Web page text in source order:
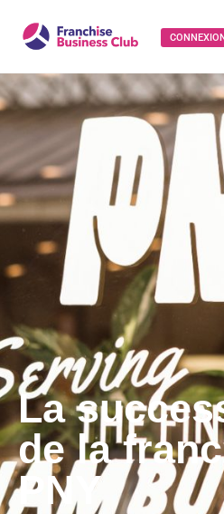
CONNEXION
La
de la
PNY